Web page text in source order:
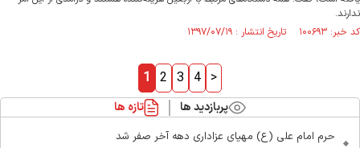
ندارند.
کد خبر: ۱۰۰۶۹۳ تاریخ انتشار : ۱۳۹۷/۰۷/۱۹
1 2 3 4 >
پربازدید ها تازه ها
حرم امام علی (ع) مهیای عزاداری دهه آخر صفر شد